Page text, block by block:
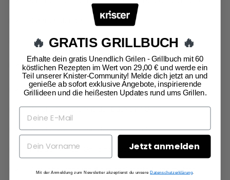
Kann ich den Grill ausziehen?
Wie zünde ich die Holzkohle im Grill an?
Kann ich im kleinen oder ausgezogenem Zustand
grillen?
Kann ich auf dem Rasen grillen?
Welche Vorteile hat der Edelstahl Grill?
Welche Vorteile hat der lackierte Grill?
Hat der Knister Grill einen Deckel?
Wofür brauche ich die mitgelieferte Flügelmutter?
🔥 GRATIS GRILLBUCH 🔥
Erhalte dein gratis Unendlich Grilen - Grillbuch mit 60
köstlichen Rezepten im Wert von 29,00 € und werde ein
Teil unserer Knister-Community! Melde dich jetzt an und
genieße ab sofort exklusive Angebote, inspirierende
Grillideen und die heißesten Updates rund ums Grillen.
Jetzt anmelden
Mit der Anmeldung zum Newsletter akzeptierst du unsereDatenschutzerklärung